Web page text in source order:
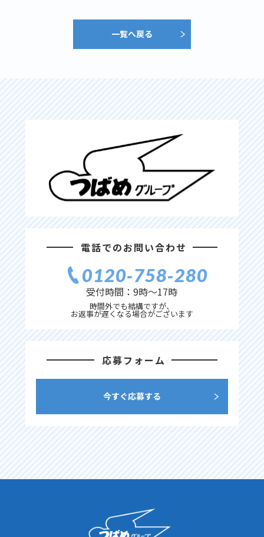
一覧へ戻る
電話でのお問い合わせ
0120‐758‐280
受付時間：9時〜17時
時間外でも結構ですが、
お返事が遅くなる場合がございます
応募フォーム
今すぐ応募する